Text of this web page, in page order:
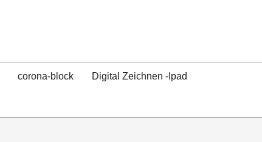
corona-block Digital Zeichnen -Ipad